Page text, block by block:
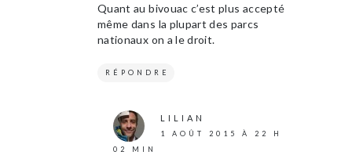
Quant au bivouac c’est plus accepté
même dans la plupart des parcs
nationaux on a le droit.
RÉPONDRE
LILIAN
1 AOÛT 2015 À 22 H
02 MIN